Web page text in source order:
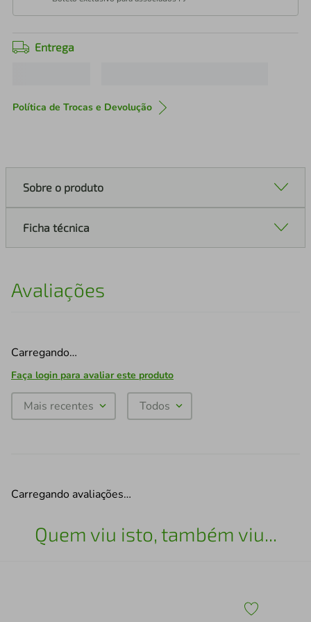
Entrega
Política de Trocas e Devolução
Sobre o produto
Ficha técnica
Avaliações
Carregando…
Faça login para avaliar este produto
Mais recentes Todos
Carregando avaliações…
Quem viu isto, também viu...